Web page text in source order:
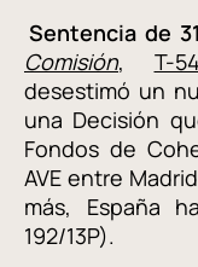
de 31
Comisión, T-
desestimó un
una Decisión
Fondos de
AVE entre
más, España
192/13P).